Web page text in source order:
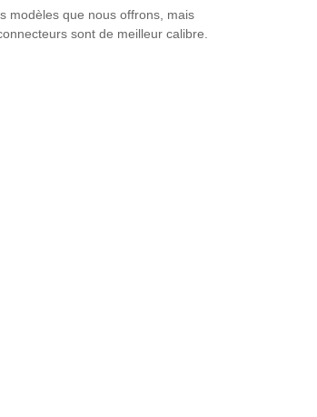
modèles que nous offrons, mais
sont de meilleur calibre.